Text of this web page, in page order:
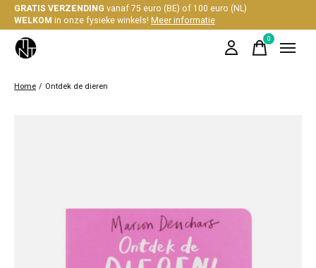
GRATIS VERZENDING vanaf 75 euro (BE) of 100 euro (NL)
WELKOM in onze fysieke winkels!Meer informatie
0items
Home / Ontdek de dieren